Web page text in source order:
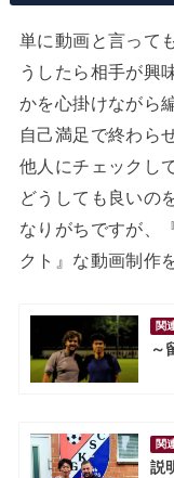
単に動画と言って
うしたら相手が興
かを心掛けながら
自己満足で終わら
他人にチェックし
どうしても良いの
なりがちですが、
クト』な動画制作
関
～
関
説